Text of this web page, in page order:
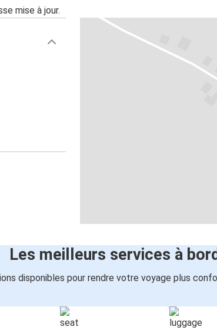
mise à jour.
Les meilleurs services à bord
disponibles pour rendre votre voyage plus